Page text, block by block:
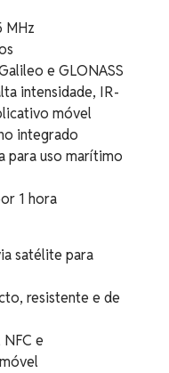
MHz
e GLONASS
intensidade, IR-
móvel
integrado
para uso marítimo
1 hora
satélite para
resistente e de
NFC e